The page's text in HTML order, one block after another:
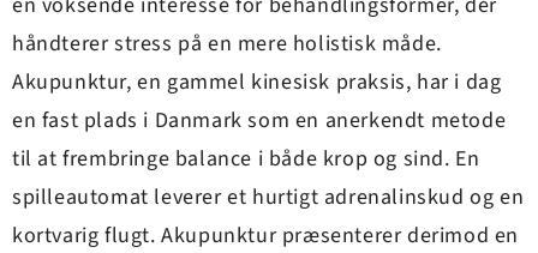
håndterer stress på en mere holistisk måde.
Akupunktur, en gammel kinesisk praksis, har i dag
en fast plads i Danmark som en anerkendt metode
til at frembringe balance i både krop og sind. En
spilleautomat leverer et hurtigt adrenalinskud og en
kortvarig flugt. Akupunktur præsenterer derimod en